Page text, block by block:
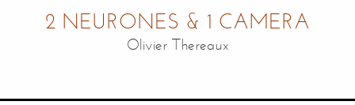
2 NEURONES & 1 CAMERA
Olivier Thereaux